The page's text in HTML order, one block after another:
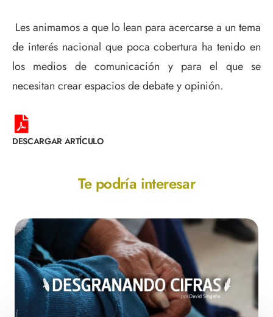
Les animamos a que lo lean para acercarse a un tema
de interés nacional que poca cobertura ha tenido en
los medios de comunicación y para el que se
necesitan crear espacios de debate y opinión.
DESCARGAR ARTÍCULO
Te podría interesar